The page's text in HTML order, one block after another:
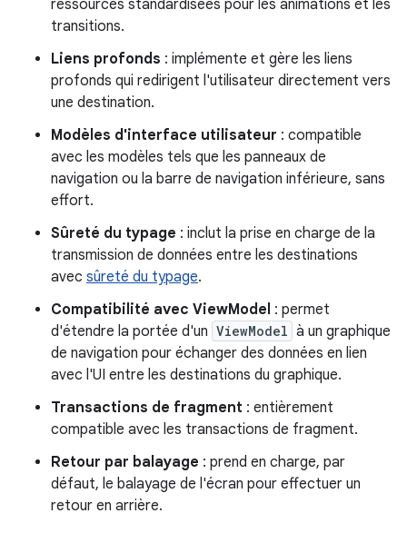
ressources standardisées pour les animations et les
transitions.
Liens profonds : implémente et gère les liens
profonds qui redirigent l'utilisateur directement vers
une destination.
Modèles d'interface utilisateur : compatible
avec les modèles tels que les panneaux de
navigation ou la barre de navigation inférieure, sans
effort.
Sûreté du typage : inclut la prise en charge de la
transmission de données entre les destinations
avec sûreté du typage.
Compatibilité avec ViewModel : permet
d'étendre la portée d'un ViewModel à un graphique
de navigation pour échanger des données en lien
avec l'UI entre les destinations du graphique.
Transactions de fragment : entièrement
compatible avec les transactions de fragment.
Retour par balayage : prend en charge, par
défaut, le balayage de l'écran pour effectuer un
retour en arrière.